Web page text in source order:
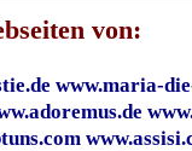
von:
www.maria-